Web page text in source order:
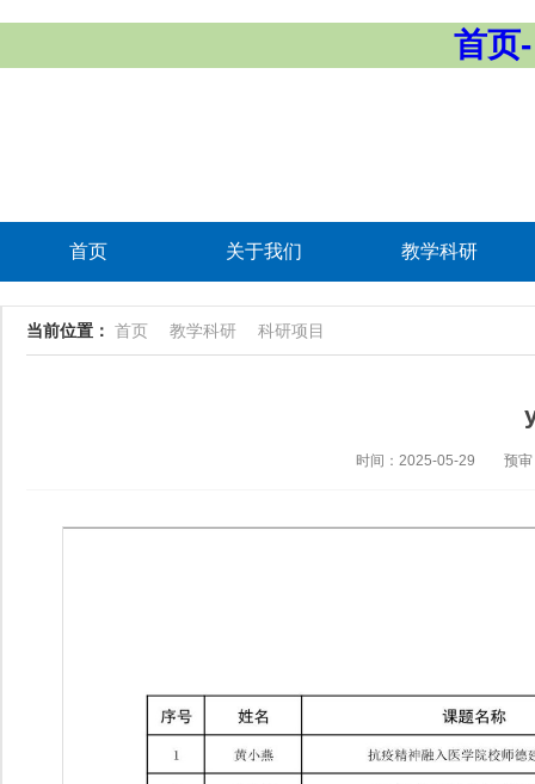
首页
首页 关于我们 教学科研
当前位置： 首页 教学科研 科研项目
时间：2025-05-29 预